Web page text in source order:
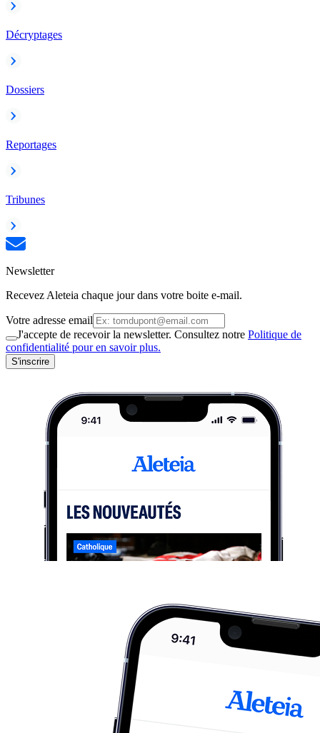
Décryptages
Dossiers
Reportages
Tribunes
Newsletter
Recevez Aleteia chaque jour dans votre boite e-mail.
Votre adresse email
J'accepte de recevoir la newsletter. Consultez notre Politique de
confidentialité pour en savoir plus.
S'inscrire